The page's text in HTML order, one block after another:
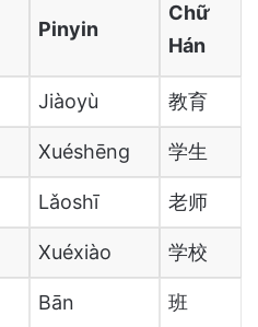
Pinyin
Chữ
Hán
Jiàoyù 教育
Xuéshēng 学生
Lǎoshī 老师
Xuéxiào 学校
Bān 班